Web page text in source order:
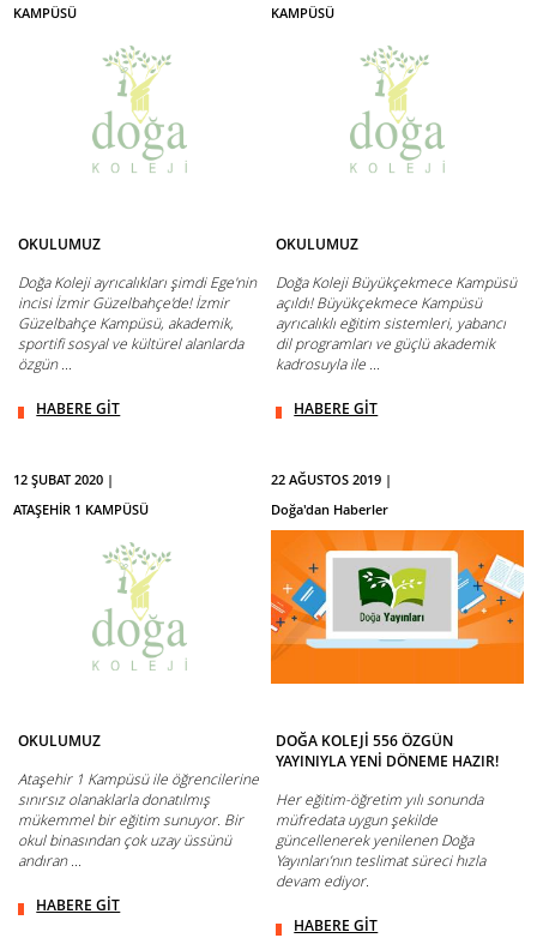
KAMPÜSÜ
OKULUMUZ
Doğa Koleji ayrıcalıkları şimdi Ege'nin
incisi İzmir Güzelbahçe'de! İzmir
Güzelbahçe Kampüsü, akademik,
sportifi sosyal ve kültürel alanlarda
özgün ...
HABERE GİT
KAMPÜSÜ
OKULUMUZ
Doğa Koleji Büyükçekmece Kampüsü
açıldı! Büyükçekmece Kampüsü
ayrıcalıklı eğitim sistemleri, yabancı
dil programları ve güçlü akademik
kadrosuyla ile ...
HABERE GİT
12 ŞUBAT 2020 |
ATAŞEHİR 1 KAMPÜSÜ
OKULUMUZ
Ataşehir 1 Kampüsü ile öğrencilerine
sınırsız olanaklarla donatılmış
mükemmel bir eğitim sunuyor. Bir
okul binasından çok uzay üssünü
andıran ...
HABERE GİT
22 AĞUSTOS 2019 |
Doğa'dan Haberler
DOĞA KOLEJİ 556 ÖZGÜN
YAYINIYLA YENİ DÖNEME HAZIR!
Her eğitim-öğretim yılı sonunda
müfredata uygun şekilde
güncellenerek yenilenen Doğa
Yayınları’nın teslimat süreci hızla
devam ediyor.
HABERE GİT